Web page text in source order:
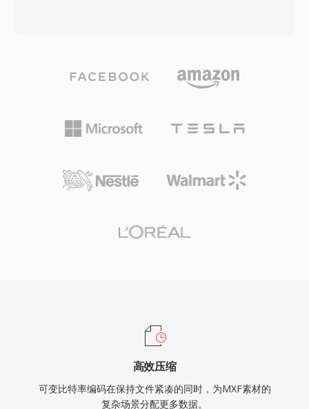
和电视内容的广泛使用格式。该格式通常使用
法与H.264的技术路线相近。RMVB文件支持嵌入
式字幕流和多音频轨道，使其在多语言内容分发中
的架构，同时提供了可变比特率编码带来的质量改
用户群体，在2000年代中期的在线媒体存档和个
高效压缩
可变比特率编码在保持文件紧凑的同时，为MXF素材的
复杂场景分配更多数据。